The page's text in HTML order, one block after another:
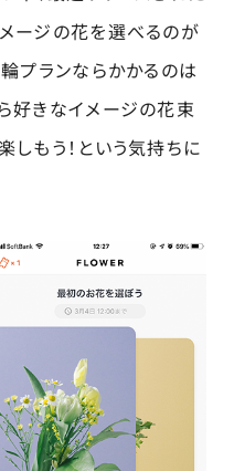
ージの花を選べるのが
プランならかかるのは
好きなイメージの花束
しもう！という気持ちに